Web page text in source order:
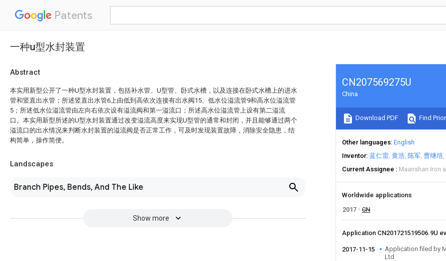
Patents
一种u型水封装置
Abstract
本实用新型公开了一种U型水封装置，包括补水管、U型管、卧式水槽，以及连接在卧式水槽上的进水
管和竖直出水管；所述竖直出水管6上由低到高依次连接有出水阀15、低水位溢流管9和高水位溢流管
5；所述低水位溢流管由左向右依次设有溢流阀和第一溢流口；所述高水位溢流管上设有第二溢流
口。本实用新型所述的U型水封装置通过改变溢流高度来实现U型管的通常和封闭，并且能够通过两个
溢流口的出水情况来判断水封装置的溢流阀是否正常工作，可及时发现装置故障，消除安全隐患，结
构简单，操作简便。
Landscapes
Branch Pipes, Bends, And The Like
Show more
CN207569275U
China
Download PDF Find
Other languages English
Inventor 蓝仁雷 黄浩 陈军 曹继培
Current Assignee
Maanshan Iron
Worldwide applications
2017
CN
Application CN201721519506.9U
2017-11-15
Application filed by
Ltd